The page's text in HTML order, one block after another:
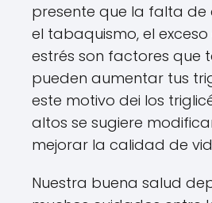
presente que la falta
el tabaquismo, el
estrés son factores que
pueden aumentar tus
este motivo dei los
altos se sugiere
mejorar la calidad de
Nuestra buena salud